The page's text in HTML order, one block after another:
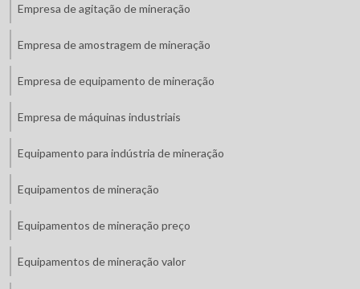
Empresa de agitação de mineração
Empresa de amostragem de mineração
Empresa de equipamento de mineração
Empresa de máquinas industriais
Equipamento para indústria de mineração
Equipamentos de mineração
Equipamentos de mineração preço
Equipamentos de mineração valor